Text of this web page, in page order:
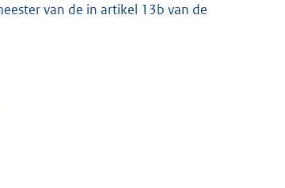
van de in artikel 13b van de